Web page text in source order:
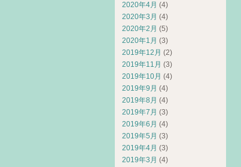
2020年4月 (4)
2020年3月 (4)
2020年2月 (5)
2020年1月 (3)
2019年12月 (2)
2019年11月 (3)
2019年10月 (4)
2019年9月 (4)
2019年8月 (4)
2019年7月 (3)
2019年6月 (4)
2019年5月 (3)
2019年4月 (3)
2019年3月 (4)